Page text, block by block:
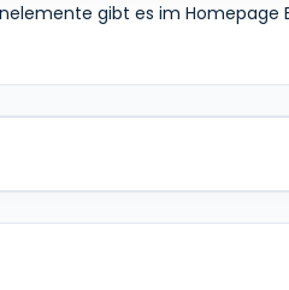
gibt es im Homepage